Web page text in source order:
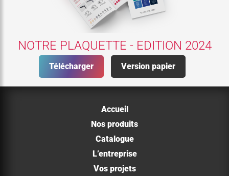
NOTRE PLAQUETTE - EDITION 2024
Télécharger Version papier
Accueil
Nos produits
Catalogue
L’entreprise
Vos projets